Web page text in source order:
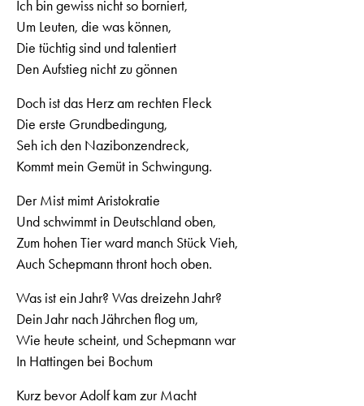
Ich bin gewiss nicht so borniert,
Um Leuten, die was können,
Die tüchtig sind und talentiert
Den Aufstieg nicht zu gönnen
Doch ist das Herz am rechten Fleck
Die erste Grundbedingung,
Seh ich den Nazibonzendreck,
Kommt mein Gemüt in Schwingung.
Der Mist mimt Aristokratie
Und schwimmt in Deutschland oben,
Zum hohen Tier ward manch Stück Vieh,
Auch Schepmann thront hoch oben.
Was ist ein Jahr? Was dreizehn Jahr?
Dein Jahr nach Jährchen flog um,
Wie heute scheint, und Schepmann war
In Hattingen bei Bochum
Kurz bevor Adolf kam zur Macht